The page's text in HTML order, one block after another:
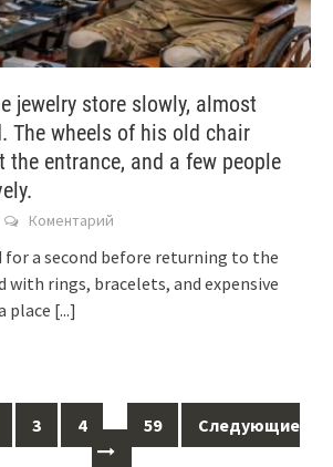
jewelry store slowly, almost
The wheels of his old chair
the entrance, and a few people
Коментарий
for a second before returning to the
with rings, bracelets, and expensive
place [...]
3 4 … 59 Следующие